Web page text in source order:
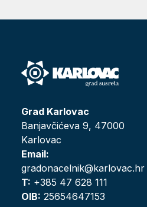
Grad Karlovac
Banjavčićeva 9, 47000
Karlovac
Email:
gradonacelnik@karlovac.hr
T: +385 47 628 111
OIB: 25654647153